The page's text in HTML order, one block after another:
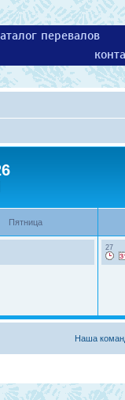
перевалов
Пятница
27
Наша